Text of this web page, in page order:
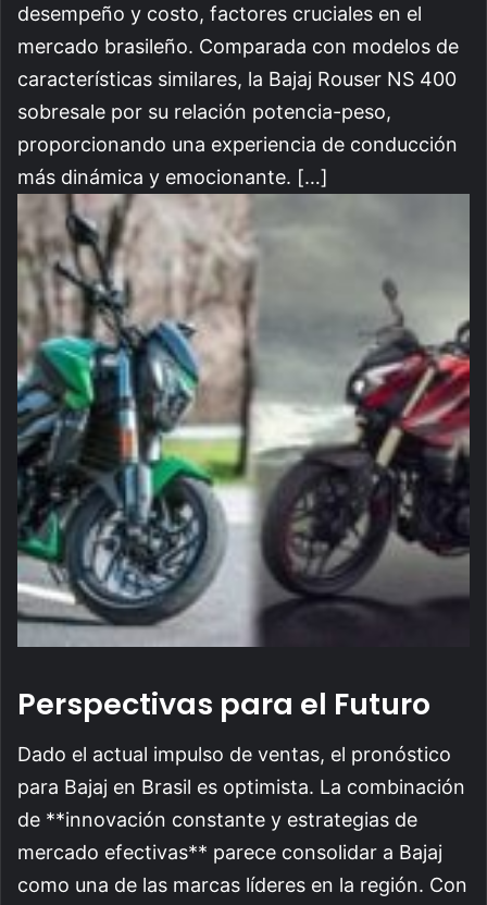
desempeño y costo, factores cruciales en el
mercado brasileño. Comparada con modelos de
características similares, la Bajaj Rouser NS 400
sobresale por su relación potencia-peso,
proporcionando una experiencia de conducción
más dinámica y emocionante. […]
Perspectivas para el Futuro
Dado el actual impulso de ventas, el pronóstico
para Bajaj en Brasil es optimista. La combinación
de **innovación constante y estrategias de
mercado efectivas** parece consolidar a Bajaj
como una de las marcas líderes en la región. Con